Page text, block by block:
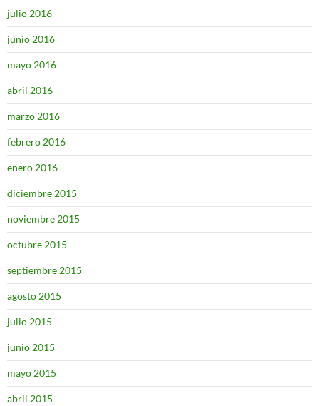
julio 2016
junio 2016
mayo 2016
abril 2016
marzo 2016
febrero 2016
enero 2016
diciembre 2015
noviembre 2015
octubre 2015
septiembre 2015
agosto 2015
julio 2015
junio 2015
mayo 2015
abril 2015